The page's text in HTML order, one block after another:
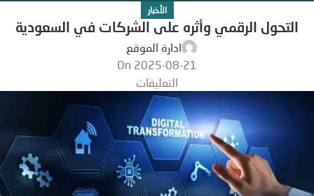
الأخبار
التحول الرقمي وأثره على الشركات في السعودية
ادارة الموقع
On 2025-08-21
التعليقات